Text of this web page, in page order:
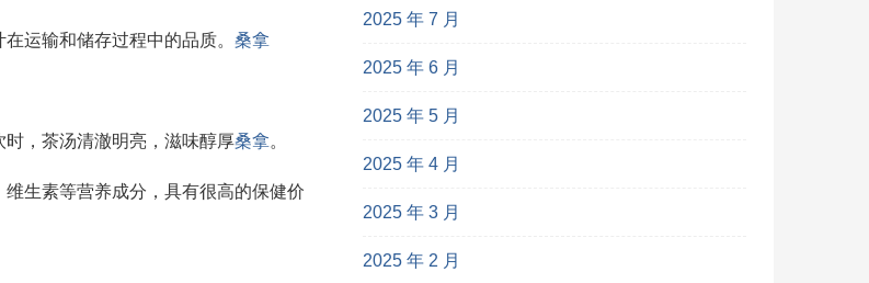
运输和储存过程中的品质。 桑拿
，茶汤清澈明亮，滋味醇厚桑拿。
生素等营养成分，具有很高的保健价
2025 年 7 月
2025 年 6 月
2025 年 5 月
2025 年 4 月
2025 年 3 月
2025 年 2 月